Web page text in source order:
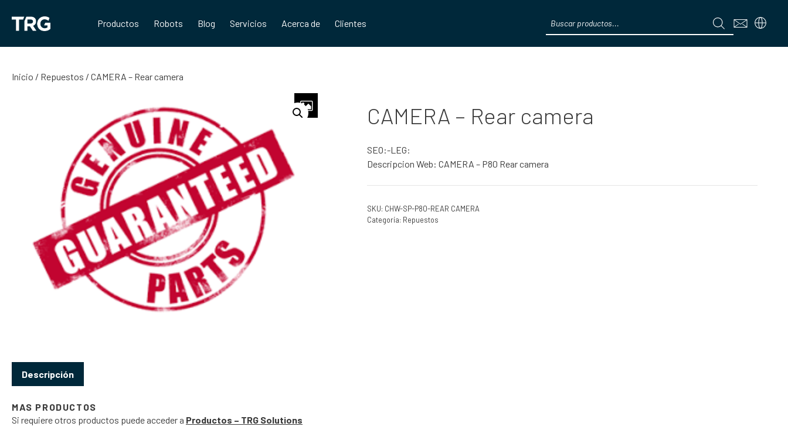
contenido
Productos Robots Blog Servicios Acerca de Clientes
search
Inicio / Repuestos / CAMERA – Rear camera
CAMERA – Rear camera
SEO:-LEG:
Descripcion Web: CAMERA – P80 Rear camera
SKU: CHW-SP-P80-REAR CAMERA
Categoría: Repuestos
Descripción
MAS PRODUCTOS
Si requiere otros productos puede acceder a Productos – TRG Solutions